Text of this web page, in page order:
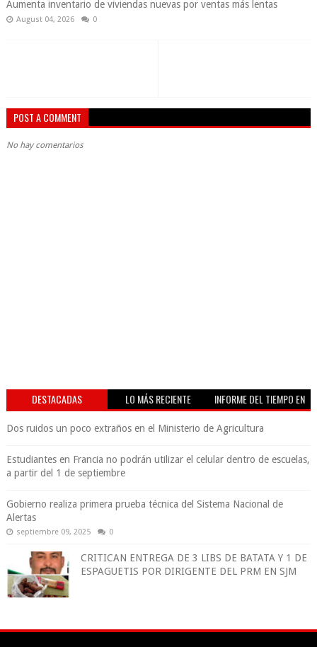
Aumenta inventario de viviendas nuevas por ventas más lentas
August 04, 2026 0
POST A COMMENT
No hay comentarios
DESTACADAS LO MÁS RECIENTE
INFORME DEL TIEMPO EN
Dos ruidos un poco extraños en el Ministerio de Agricultura
Estudiantes en Francia no podrán utilizar el celular dentro de escuelas,
a partir del 1 de septiembre
Gobierno realiza primera prueba técnica del Sistema Nacional de
Alertas
septiembre 09, 2025 0
CRITICAN ENTREGA DE 3 LIBS DE BATATA Y 1 DE
ESPAGUETIS POR DIRIGENTE DEL PRM EN SJM